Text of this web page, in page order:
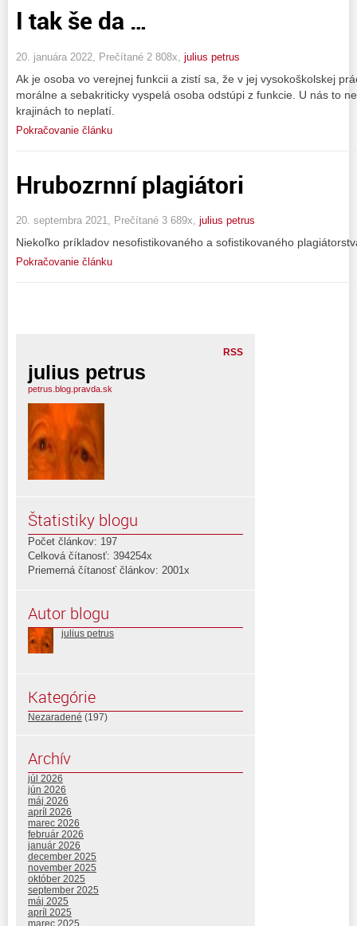
I tak še da …
20. januára 2022, Prečítané 2 808x, julius petrus
Ak je osoba vo verejnej funkcii a zistí sa, že v jej vysokoškolskej
morálne a sebakriticky vyspelá osoba odstúpi z funkcie. U nás to
krajinách to neplatí.
Pokračovanie článku
Hrubozrnní plagiátori
20. septembra 2021, Prečítané 3 689x, julius petrus
Niekoľko príkladov nesofistikovaného a sofistikovaného
Pokračovanie článku
RSS
julius petrus
petrus.blog.pravda.sk
Štatistiky blogu
Počet článkov: 197
Celková čítanosť: 394254x
Priemerná čítanosť článkov: 2001x
Autor blogu
julius petrus
Kategórie
Nezaradené (197)
Archív
júl 2026
jún 2026
máj 2026
apríl 2026
marec 2026
február 2026
január 2026
december 2025
november 2025
október 2025
september 2025
máj 2025
apríl 2025